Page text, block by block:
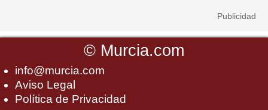
© Murcia.com
info@murcia.com
Aviso Legal
Política de Privacidad